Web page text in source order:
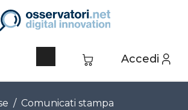
Accedi
/ Comunicati stampa